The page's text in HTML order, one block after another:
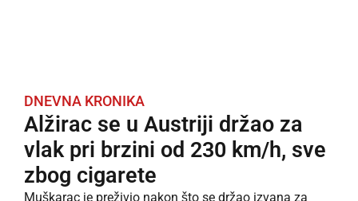
DNEVNA KRONIKA
Alžirac se u Austriji držao za
vlak pri brzini od 230 km/h, sve
zbog cigarete
Muškarac je preživio nakon što se držao izvana za